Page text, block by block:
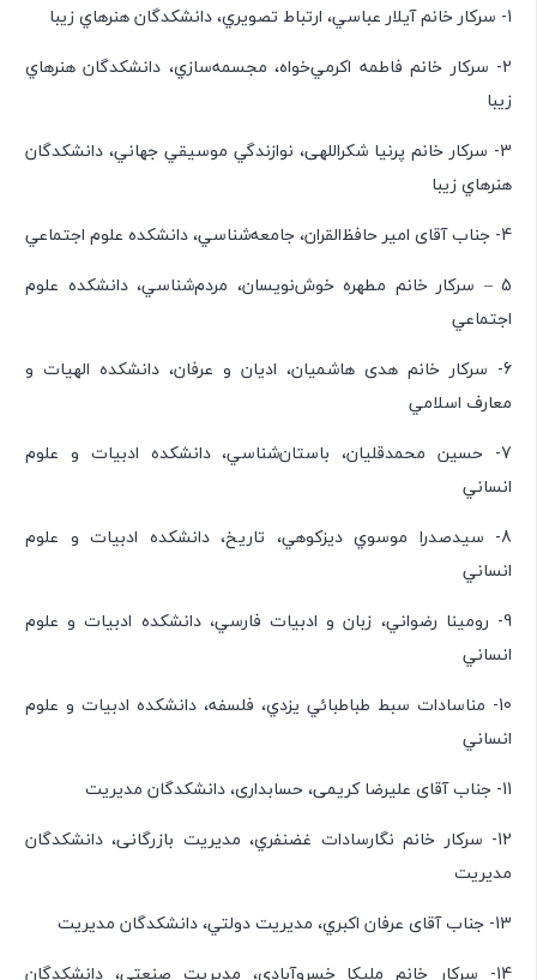
1- سرکار خانم آيلار عباسي، ارتباط تصويري، دانشكدگان هنرهاي‌ زيبا
2- سرکار خانم فاطمه اكرمي‌خواه، مجسمه‌سازي، دانشكدگان هنرهاي‌
زيبا
3- سرکار خانم پرنیا شکراللهی، نوازندگي موسيقي جهاني، دانشكدگان
هنرهاي‌ زيبا
4- جناب آقای امير حافظ‌القران، جامعه‌شناسي، دانشكده علوم اجتماعي
5 – سرکار خانم مطهره خوش‌نويسان، مردم‌شناسي، دانشكده علوم
اجتماعي
6- سرکار خانم هدی هاشمیان، اديان و عرفان، دانشكده الهيات و
معارف اسلامي
7- حسين محمدقليان، باستان‌شناسي، دانشكده ادبيات و علوم
انساني
8- سيدصدرا موسوي ديزكوهي، تاريخ، دانشكده ادبيات و علوم
انساني
9- رومينا رضواني، زبان و ادبيات فارسي، دانشكده ادبيات و علوم
انساني
10- مناسادات سبط طباطبائي يزدي، فلسفه، دانشكده ادبيات و علوم
انساني
11- جناب آقای علیرضا کریمی، حسابداری، دانشكدگان مديريت
12- سرکار خانم نگارسادات غضنفري، مديريت بازرگانی، دانشكدگان
مديريت
13- جناب آقای عرفان اكبري، مديريت دولتي، دانشكدگان مديريت
14- سرکار خانم مليكا خسروآبادي، مديريت صنعتي، دانشكدگان